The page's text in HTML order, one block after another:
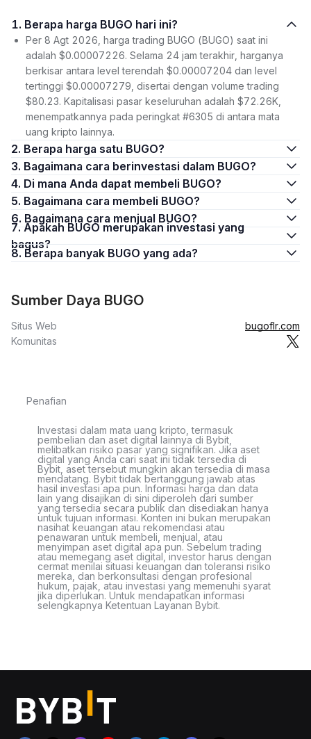
1. Berapa harga BUGO hari ini?
Per 8 Agt 2026, harga trading BUGO (BUGO) saat ini
adalah $0.00007226. Selama 24 jam terakhir, harganya
berkisar antara level terendah $0.00007204 dan level
tertinggi $0.00007279, disertai dengan volume trading
$80.23. Kapitalisasi pasar keseluruhan adalah $72.26K,
menempatkannya pada peringkat #6305 di antara mata
uang kripto lainnya.
2. Berapa harga satu BUGO?
3. Bagaimana cara berinvestasi dalam BUGO?
4. Di mana Anda dapat membeli BUGO?
5. Bagaimana cara membeli BUGO?
6. Bagaimana cara menjual BUGO?
7. Apakah BUGO merupakan investasi yang
bagus?
8. Berapa banyak BUGO yang ada?
Sumber Daya BUGO
Situs Web
bugoflr.com
Komunitas
Penafian
Investasi dalam mata uang kripto, termasuk
pembelian dan aset digital lainnya di Bybit,
melibatkan risiko pasar yang signifikan. Jika aset
digital yang Anda cari saat ini tidak tersedia di
Bybit, aset tersebut mungkin akan tersedia di masa
mendatang. Bybit tidak bertanggung jawab atas
hasil investasi apa pun. Informasi harga dan data
lain yang disajikan di sini diperoleh dari sumber
yang tersedia secara publik dan disediakan hanya
untuk tujuan informasi. Konten ini bukan merupakan
nasihat keuangan atau rekomendasi atau
penawaran untuk membeli, menjual, atau
menyimpan aset digital apa pun. Sebelum trading
atau memegang aset digital, investor harus dengan
cermat menilai situasi keuangan dan toleransi risiko
mereka, dan berkonsultasi dengan profesional
hukum, pajak, atau investasi yang memenuhi syarat
jika diperlukan. Untuk mendapatkan informasi
selengkapnya Ketentuan Layanan Bybit.